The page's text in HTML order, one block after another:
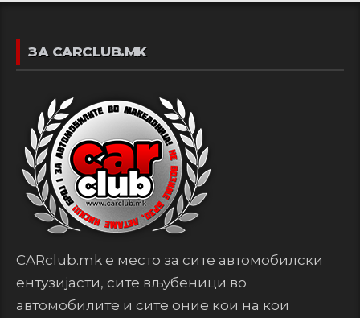
ЗА CARCLUB.MK
CARclub.mk е место за сите автомобилски
ентузијасти, сите вљубеници во
автомобилите и сите оние кои на кои